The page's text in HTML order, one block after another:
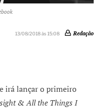
13/08/2018 às 15:08 Redação
irá lançar o primeiro
& All the Things I